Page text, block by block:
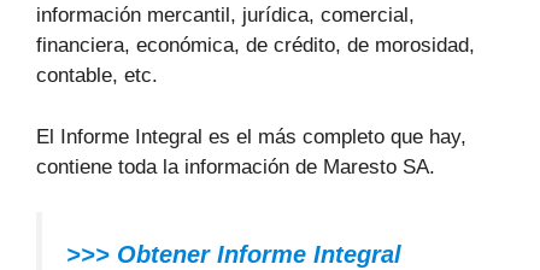
información mercantil, jurídica, comercial,
financiera, económica, de crédito, de morosidad,
contable, etc.
El Informe Integral es el más completo que hay,
contiene toda la información de Maresto SA.
>>> Obtener Informe Integral